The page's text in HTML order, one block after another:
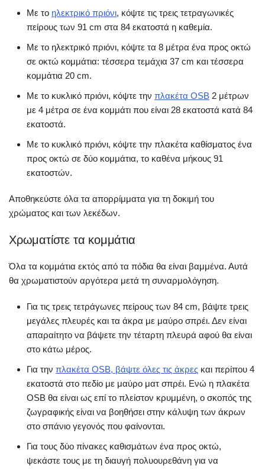
Με το ηλεκτρικό πριόνι, κόψτε τις τρεις τετραγωνικές
πείρους των 91 cm στα 84 εκατοστά η καθεμία.
Με το ηλεκτρικό πριόνι, κόψτε τα 8 μέτρα ένα προς οκτώ
σε οκτώ κομμάτια: τέσσερα τεμάχια 37 cm και τέσσερα
κομμάτια 20 cm.
Με το κυκλικό πριόνι, κόψτε την πλακέτα OSB 2 μέτρων
με 4 μέτρα σε ένα κομμάτι που είναι 28 εκατοστά κατά 84
εκατοστά.
Με το κυκλικό πριόνι, κόψτε την πλακέτα καθίσματος ένα
προς οκτώ σε δύο κομμάτια, το καθένα μήκους 91
εκατοστών.
Αποθηκεύστε όλα τα απορρίμματα για τη δοκιμή του
χρώματος και των λεκέδων.
Χρωματίστε τα κομμάτια
Όλα τα κομμάτια εκτός από τα πόδια θα είναι βαμμένα. Αυτά
θα χρωματιστούν αργότερα μετά τη συναρμολόγηση.
Για τις τρεις τετράγωνες πείρους των 84 cm, βάψτε τρεις
μεγάλες πλευρές και τα άκρα με μαύρο σπρέι. Δεν είναι
απαραίτητο να βάψετε την τέταρτη πλευρά αφού θα είναι
στο κάτω μέρος.
Για την πλακέτα OSB, βάψτε όλες τις άκρες και περίπου 4
εκατοστά στο πεδίο με μαύρο ματ σπρέι. Ενώ η πλακέτα
OSB θα είναι ως επί το πλείστον κρυμμένη, ο σκοπός της
ζωγραφικής είναι να βοηθήσει στην κάλυψη των άκρων
στο σπάνιο γεγονός που φαίνονται.
Για τους δύο πίνακες καθισμάτων ένα προς οκτώ,
ψεκάστε τους με τη διαυγή πολυουρεθάνη για να